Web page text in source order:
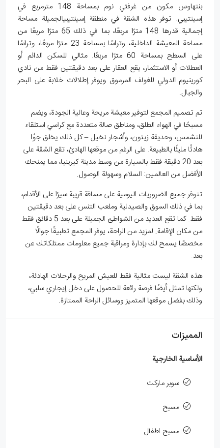
بنتهاوس مكون من غرفتي نوم بمساحة 148 مترمربع في
إسينتيبي. توفر هذه الشقة في منطقة إسينتيبيالجميلة مساحة
إجمالية قدرها 148 مترًا مربعًا، بما في ذلك 65 مترًا مربعًا من
مساحة المعيشة الداخلية، وتراسًا بمساحة 23 مترًا مربعًا، وتراسًا
على السطح بمساحة 60 مترًا مربعًا. مثالي للسكن الدائم أو
العطلات أو الاستثمار، يقع العقار على بعد دقيقتين فقط من نادي
كورينيوم الدولي للغولف المرموق ويوفر إطلالات خلابة على البحر
والجبال.
تم تصميم المجمع لتوفير معيشة مريحة وعالية الجودة، ويضم
مسبحًا في الهواء الطلق، ومناطق صالة متعددة مع كراسي استلقاء
للتشمس، وحديقة زيتون، وأشجار نخيل – كل ذلك يخلق جوًا
هادئًا مليئًا بالطبيعة. على الرغم من موقعها الهادئ، تقع الشقة على
بعد 20 دقيقة فقط بالسيارة من وسط مدينة كيرينيا، مما يمنحك
الأفضل من العالمين: السلام وسهولة الوصول.
تتوفر جميع الضروريات اليومية على مسافة قريبة سيرًا على الأقدام،
بما في ذلك السوق والصيدلية وملعب التنس على بعد دقيقتين
فقط. كما تقع العديد من الشواطئ الجميلة على بعد 5 دقائق فقط
من مكان الإقامة. لمزيد من الراحة، يوفر المجمع تطبيقًا جوالًا
مخصصًا يسمح لك بإدارة ومراقبة جميع معلومات ممتلكاتك عن
بعد.
هذه الشقة ليست مثالية فقط للعيش المريح والرحلات الهادئة،
ولكنها تمثل أيضًا فرصة رائعة للحصول على دخل إيجاري سلبي،
وذلك بفضل موقعها المتميز ووسائل الراحة الممتازة.
المميزات
الأساسية الخارجية
سوبر ماركت
مسبح
مسبح اطفال